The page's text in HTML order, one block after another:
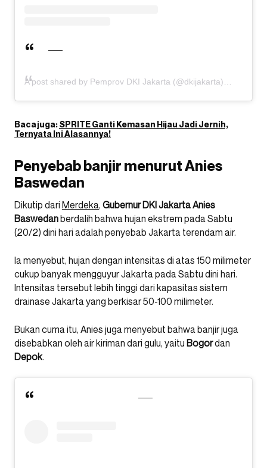
A post shared by Pemprov DKI Jakarta (@dkijakarta)
Baca juga:SPRITE Ganti Kemasan Hijau Jadi Jernih,
Ternyata Ini Alasannya!
Penyebab banjir menurut Anies
Baswedan
Dikutip dari Merdeka, Gubernur DKI Jakarta Anies
Baswedanberdalih bahwa hujan ekstrem pada Sabtu
(20/2) dini hari adalah penyebab Jakarta terendam air.
Ia menyebut, hujan dengan intensitas di atas 150 milimeter
cukup banyak mengguyur Jakarta pada Sabtu dini hari.
Intensitas tersebut lebih tinggi dari kapasitas sistem
drainase Jakarta yang berkisar 50-100 milimeter.
Bukan cuma itu, Anies juga menyebut bahwa banjir juga
disebabkan oleh air kiriman dari gulu, yaitu Bogordan
Depok.